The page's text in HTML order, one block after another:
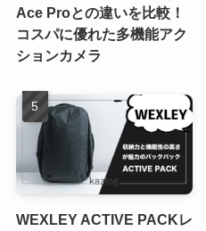
Ace Proとの違いを比較！
コスパに優れた多機能アク
ションカメラ
WEXLEY ACTIVE PACKレ